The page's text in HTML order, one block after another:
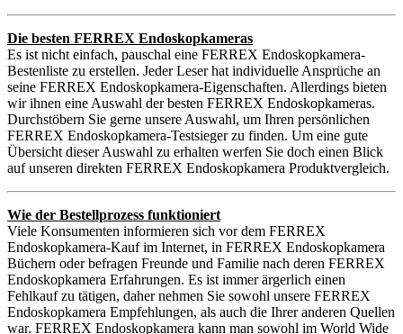
Die besten FERREX Endoskopkameras
Es ist nicht einfach, pauschal eine FERREX Endoskopkamera-
Bestenliste zu erstellen. Jeder Leser hat individuelle Ansprüche an
seine FERREX Endoskopkamera-Eigenschaften. Allerdings bieten
wir ihnen eine Auswahl der besten FERREX Endoskopkameras.
Durchstöbern Sie gerne unsere Auswahl, um Ihren persönlichen
FERREX Endoskopkamera-Testsieger zu finden. Um eine gute
Übersicht dieser Auswahl zu erhalten werfen Sie doch einen Blick
auf unseren direkten FERREX Endoskopkamera Produktvergleich.
Wie der Bestellprozess funktioniert
Viele Konsumenten informieren sich vor dem FERREX
Endoskopkamera-Kauf im Internet, in FERREX Endoskopkamera
Büchern oder befragen Freunde und Familie nach deren FERREX
Endoskopkamera Erfahrungen. Es ist immer ärgerlich einen
Fehlkauf zu tätigen, daher nehmen Sie sowohl unsere FERREX
Endoskopkamera Empfehlungen, als auch die Ihrer anderen Quellen
war. FERREX Endoskopkamera kann man sowohl im World Wide